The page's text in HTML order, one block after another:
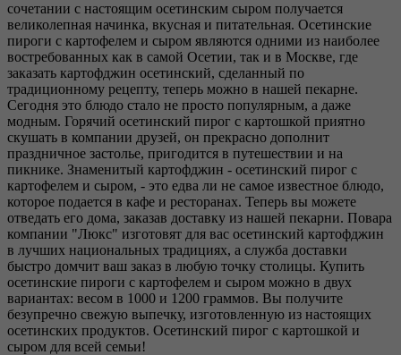
сочетании с настоящим осетинским сыром получается
великолепная начинка, вкусная и питательная. Осетинские
пироги с картофелем и сыром являются одними из наиболее
востребованных как в самой Осетии, так и в Москве, где
заказать картофджин осетинский, сделанный по
традиционному рецепту, теперь можно в нашей пекарне.
Сегодня это блюдо стало не просто популярным, а даже
модным. Горячий осетинский пирог с картошкой приятно
скушать в компании друзей, он прекрасно дополнит
праздничное застолье, пригодится в путешествии и на
пикнике. Знаменитый картофджин - осетинский пирог с
картофелем и сыром, - это едва ли не самое известное блюдо,
которое подается в кафе и ресторанах. Теперь вы можете
отведать его дома, заказав доставку из нашей пекарни. Повара
компании "Люкс" изготовят для вас осетинский картофджин
в лучших национальных традициях, а служба доставки
быстро домчит ваш заказ в любую точку столицы. Купить
осетинские пироги с картофелем и сыром можно в двух
вариантах: весом в 1000 и 1200 граммов. Вы получите
безупречно свежую выпечку, изготовленную из настоящих
осетинских продуктов. Осетинский пирог с картошкой и
сыром для всей семьи!